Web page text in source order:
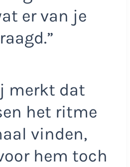
er van je
merkt dat
het ritme
vinden,
hem toch